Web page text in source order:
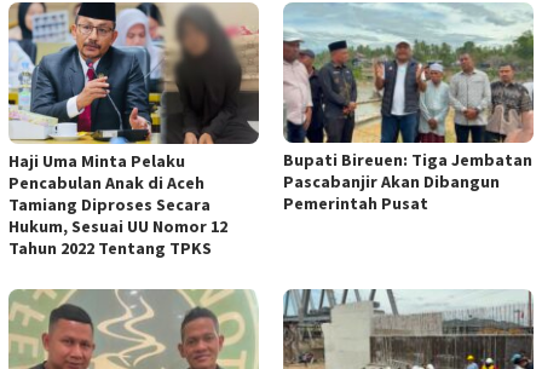
Haji Uma Minta Pelaku
Pencabulan Anak di Aceh
Tamiang Diproses Secara
Hukum, Sesuai UU Nomor 12
Tahun 2022 Tentang TPKS
Bupati Bireuen: Tiga Jembatan
Pascabanjir Akan Dibangun
Pemerintah Pusat